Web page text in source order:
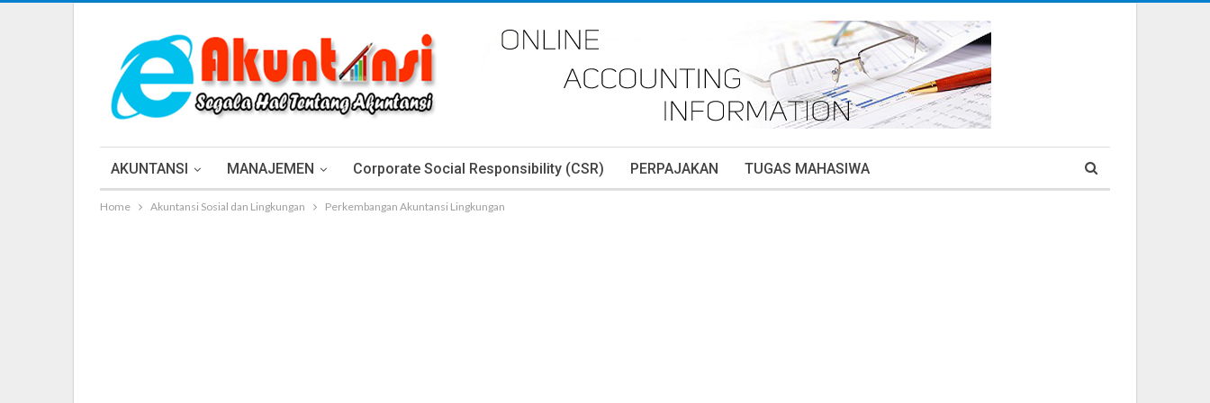
AKUNTANSI MANAJEMEN Corporate Social Responsibility (CSR) PERPAJAKAN TUGAS MAHASIWA
Home Akuntansi Sosial dan Lingkungan Perkembangan Akuntansi Lingkungan